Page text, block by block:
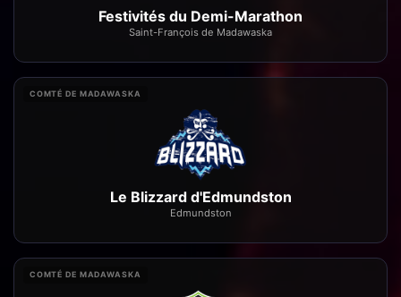
Festivités du Demi-Marathon
Saint-François de Madawaska
COMTÉ DE MADAWASKA
Le Blizzard d'Edmundston
Edmundston
COMTÉ DE MADAWASKA